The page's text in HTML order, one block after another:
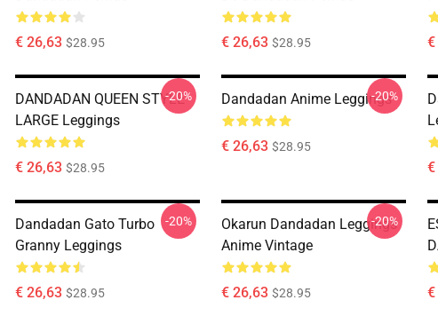
€ 26,63 $28.95 € 26,63 $28.95 €
DANDADAN QUEEN STYLE
LARGE Leggings
€ 26,63 $28.95
-20% Dandadan Anime Leggings
€ 26,63 $28.95
-20%
€
Dandadan Gato Turbo
Granny Leggings
€ 26,63 $28.95
-20%
Okarun Dandadan Leggings
Anime Vintage
€ 26,63 $28.95
-20%
€